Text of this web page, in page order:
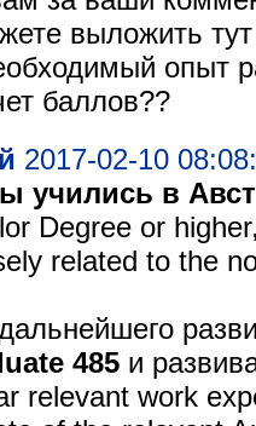
выложить
опыт
баллов??
2017-02-10
учились в
Degree or
related to the
485 и
relevant work